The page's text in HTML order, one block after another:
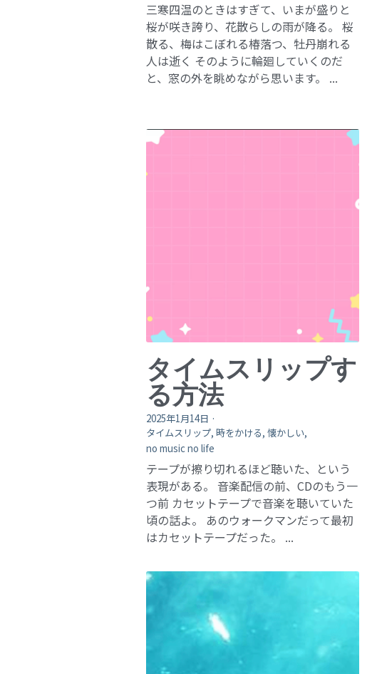
三寒四温のときはすぎて、いまが盛りと
桜が咲き誇り、花散らしの雨が降る。 桜
散る、梅はこぼれる椿落つ、牡丹崩れる
人は逝く そのように輪廻していくのだ
と、窓の外を眺めながら思います。 ...
タイムスリップす
る方法
2025年1月14日 ·
タイムスリップ, 時をかける, 懐かしい,
no music no life
テープが擦り切れるほど聴いた、という
表現がある。 音楽配信の前、CDのもう一
つ前 カセットテープで音楽を聴いていた
頃の話よ。 あのウォークマンだって最初
はカセットテープだった。 ...